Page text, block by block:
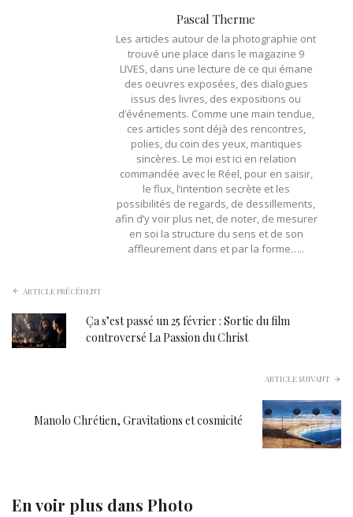
Pascal Therme
Les articles autour de la photographie ont
trouvé une place dans le magazine 9
LIVES, dans une lecture de ce qui émane
des oeuvres exposées, des dialogues
issus des livres, des expositions ou
d’événements. Comme une main tendue,
ces articles sont déjà des rencontres,
polies, du coin des yeux, mantiques
sincères. Le moi est ici en relation
commandée avec le Réel, pour en saisir,
le flux, l’intention secrète et les
possibilités de regards, de dessillements,
afin d’y voir plus net, de noter, de mesurer
en soi la structure du sens et de son
affleurement dans et par la forme…..
ARTICLE PRÉCÉDENT
Ça s’est passé un 25 février : Sortie du film
controversé La Passion du Christ
ARTICLE SUIVANT
Manolo Chrétien, Gravitations et cosmicité
En voir plus dans Photo